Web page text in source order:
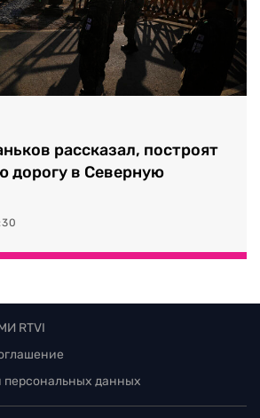
рассказал, построят
дорогу в Северную
RTVI
персональных данных